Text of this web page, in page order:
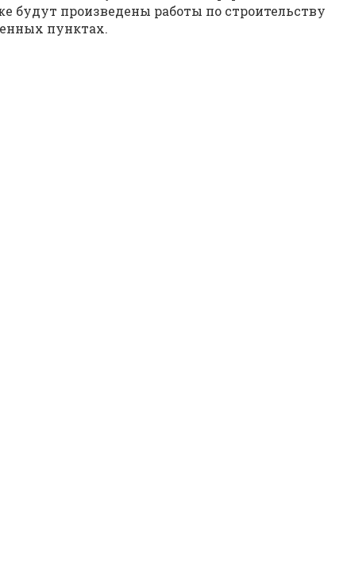
будут произведены работы по строительству
пунктах.